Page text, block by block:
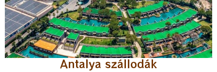
Antalya szállodák